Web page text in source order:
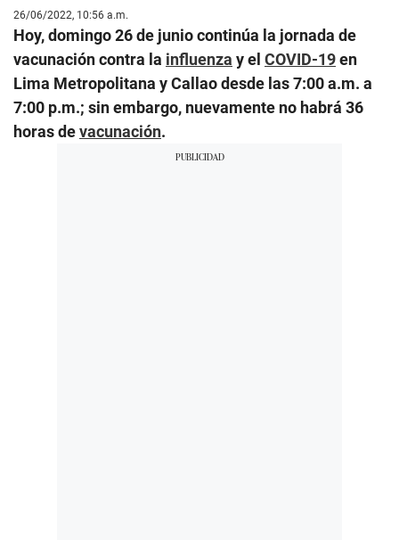
26/06/2022, 10:56 a.m.
Hoy, domingo 26 de junio continúa la jornada de
vacunación contra la influenza y el COVID-19en
Lima Metropolitana y Callao desde las 7:00 a.m. a
7:00 p.m.; sin embargo, nuevamente no habrá 36
horas devacunación.